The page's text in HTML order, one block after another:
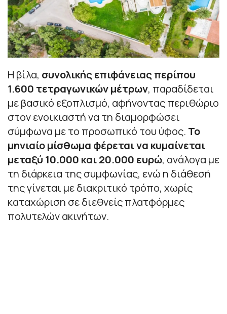
Η βίλα, συνολικής επιφάνειας περίπου
1.600 τετραγωνικών μέτρων, παραδίδεται
με βασικό εξοπλισμό, αφήνοντας περιθώριο
στον ενοικιαστή να τη διαμορφώσει
σύμφωνα με το προσωπικό του ύφος. Το
μηνιαίο μίσθωμα φέρεται να κυμαίνεται
μεταξύ 10.000 και 20.000 ευρώ, ανάλογα με
τη διάρκεια της συμφωνίας, ενώ η διάθεσή
της γίνεται με διακριτικό τρόπο, χωρίς
καταχώριση σε διεθνείς πλατφόρμες
πολυτελών ακινήτων.